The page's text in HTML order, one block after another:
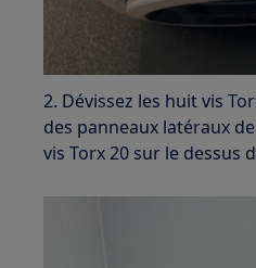
2. Dévissez les huit vis
des panneaux latéraux
vis Torx 20 sur le dessus